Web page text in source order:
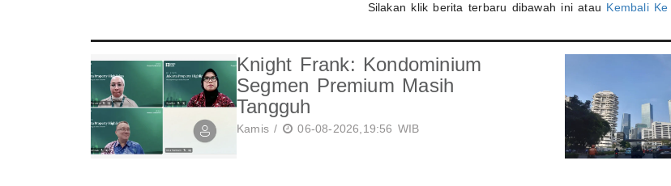
Silakan klik berita terbaru dibawah ini atau Kembali
Knight Frank: Kondominium
Segmen Premium Masih
Tangguh
Kamis / 06-08-2026,19:56 WIB